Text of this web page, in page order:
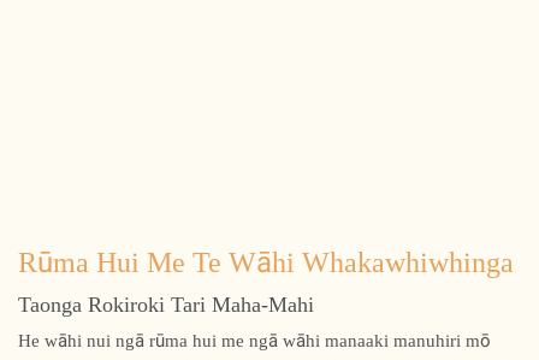
Rūma Hui Me Te Wāhi Whakawhiwhinga
Taonga Rokiroki Tari Maha-Mahi
He wāhi nui ngā rūma hui me ngā wāhi manaaki manuhiri mō